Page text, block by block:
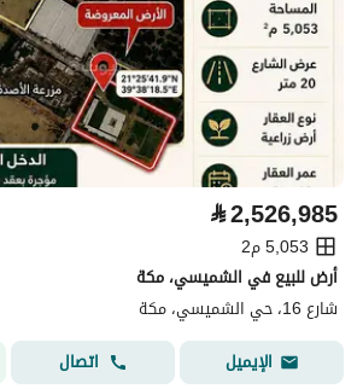
⃁2,526,985
5,053 م2
أرض للبيع في الشميسي، مكة
شارع 16، حي الشميسي، مكة
الإيميل
اتصال